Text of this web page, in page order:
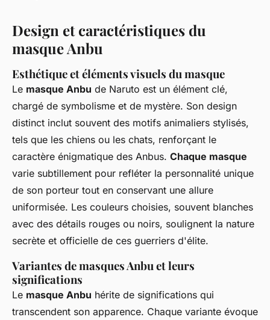
Design et caractéristiques du
masque Anbu
Esthétique et éléments visuels du masque
Le masque Anbu de Naruto est un élément clé,
chargé de symbolisme et de mystère. Son design
distinct inclut souvent des motifs animaliers stylisés,
tels que les chiens ou les chats, renforçant le
caractère énigmatique des Anbus. Chaque masque
varie subtillement pour refléter la personnalité unique
de son porteur tout en conservant une allure
uniformisée. Les couleurs choisies, souvent blanches
avec des détails rouges ou noirs, soulignent la nature
secrète et officielle de ces guerriers d'élite.
Variantes de masques Anbu et leurs
significations
Le masque Anbu hérite de significations qui
transcendent son apparence. Chaque variante évoque